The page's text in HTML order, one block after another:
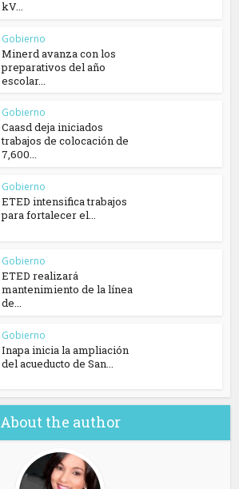
kV...
Gobierno
Minerd avanza con los
preparativos del año
escolar...
Gobierno
Caasd deja iniciados
trabajos de colocación de
7,600...
Gobierno
ETED intensifica trabajos
para fortalecer el...
Gobierno
ETED realizará
mantenimiento de la línea
de...
Gobierno
Inapa inicia la ampliación
del acueducto de San...
About the author